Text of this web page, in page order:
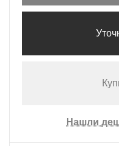
Нашли